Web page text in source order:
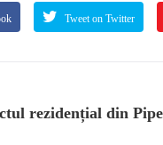
Tweet on Twitter
rezidențial din